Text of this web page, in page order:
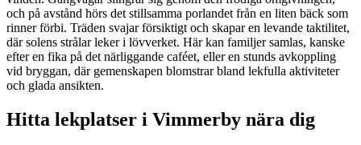
och på avstånd hörs det stillsamma porlandet från en liten bäck som
rinner förbi. Träden svajar försiktigt och skapar en levande taktilitet,
där solens strålar leker i lövverket. Här kan familjer samlas, kanske
efter en fika på det närliggande caféet, eller en stunds avkoppling
vid bryggan, där gemenskapen blomstrar bland lekfulla aktiviteter
och glada ansikten.
Hitta lekplatser i Vimmerby nära dig